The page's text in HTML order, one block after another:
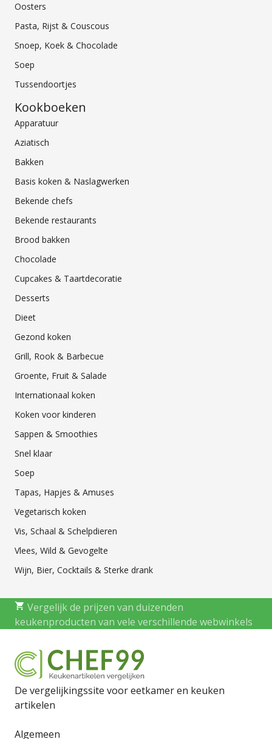
Oosters
Pasta, Rijst & Couscous
Snoep, Koek & Chocolade
Soep
Tussendoortjes
Kookboeken
Apparatuur
Aziatisch
Bakken
Basis koken & Naslagwerken
Bekende chefs
Bekende restaurants
Brood bakken
Chocolade
Cupcakes & Taartdecoratie
Desserts
Dieet
Gezond koken
Grill, Rook & Barbecue
Groente, Fruit & Salade
Internationaal koken
Koken voor kinderen
Sappen & Smoothies
Snel klaar
Soep
Tapas, Hapjes & Amuses
Vegetarisch koken
Vis, Schaal & Schelpdieren
Vlees, Wild & Gevogelte
Wijn, Bier, Cocktails & Sterke drank
Vergelijk de prijzen van duizenden
keukenproducten van vele verschillende webwinkels
De vergelijkingssite voor eetkamer en keuken
artikelen
Algemeen